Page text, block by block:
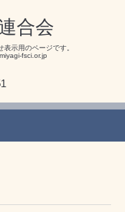
合会
示用のページです。
fsci.or.jp